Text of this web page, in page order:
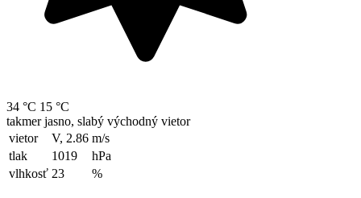
34 °C 15 °C
takmer jasno, slabý východný vietor
vietor
V, 2.86 m/s
tlak
1019
hPa
vlhkosť 23 %